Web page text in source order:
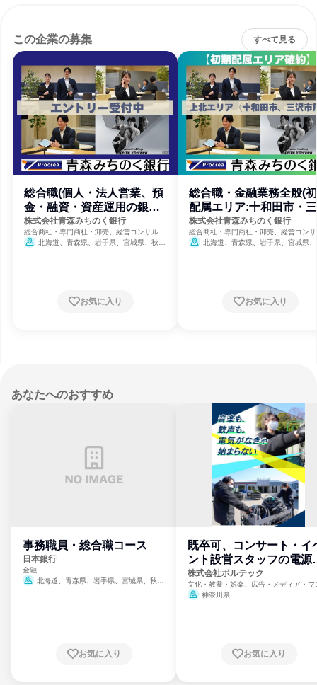
この企業の募集 すべて見る
総合職(個人・法人営業、預
金・融資・資産運用の銀行
窓口業務)
株式会社青森みちのく銀行
総合商社・専門商社・卸売、経営コンサルテ
ィング、銀行・信用金庫・貸付
北海道、青森県、岩手県、宮城県、秋田
お気に入り
総合職・金融業務全般(
配属エリア:十和田市・
市周辺)
株式会社青森みちのく銀行
総合商社・専門商社・卸売、経営コン
ィング、銀行・信用金庫・貸付
北海道、青森県、岩手県、宮城県
お気に入り
あなたへのおすすめ
事務職員・総合職コース
日本銀行
金融
北海道、青森県、岩手県、宮城県、秋田
崎県、熊本県、大分県、宮崎県、鹿児島県、
お気に入り
既卒可、コンサート・イ
ント設営スタッフの電源
門
株式会社ボルテック
文化・教養・娯楽、広告・メディア・マ
ミ、電力・ガス・水道・エネルギー
神奈川県
お気に入り